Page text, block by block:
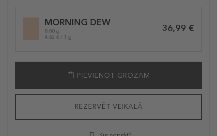
variationMORNING DEW
8.00 g
4,62 € / 1 g
36,99 €
PIEVIENOT GROZAM
REZERVĒT VEIKALĀ